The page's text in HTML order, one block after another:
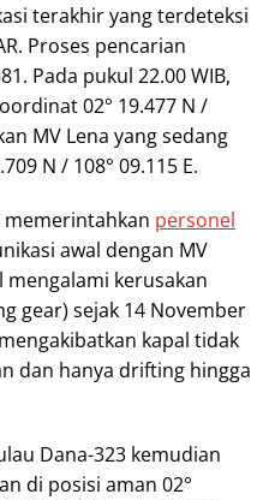
terakhir yang terdeteksi
Proses pencarian
Pada pukul 22.00 WIB,
02° 19.477 N /
MV Lena yang sedang
N / 108° 09.115 E.
memerintahkan personel
awal dengan MV
mengalami kerusakan
gear) sejak 14 November
kapal tidak
dan hanya drifting hingga
Dana-323 kemudian
di posisi aman 02°